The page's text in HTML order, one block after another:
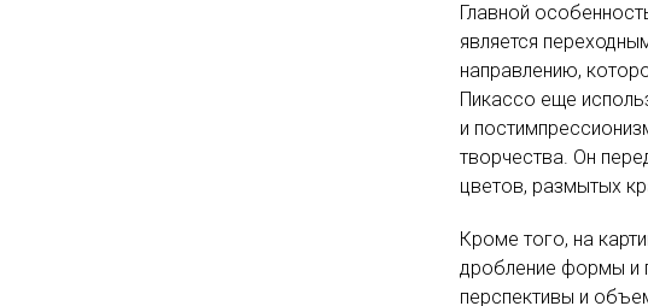
Главной
является
направлению,
Пикассо еще
и
творчества. Он
цветов, размытых
Кроме того, на
дробление формы и
перспективы и